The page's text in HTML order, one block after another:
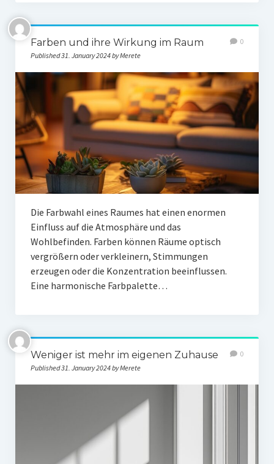
Farben und ihre Wirkung im Raum
Published 31. January 2024 by Merete
0
Die Farbwahl eines Raumes hat einen enormen
Einfluss auf die Atmosphäre und das
Wohlbefinden. Farben können Räume optisch
vergrößern oder verkleinern, Stimmungen
erzeugen oder die Konzentration beeinflussen.
Eine harmonische Farbpalette…
Weniger ist mehr im eigenen Zuhause
Published 31. January 2024 by Merete
0